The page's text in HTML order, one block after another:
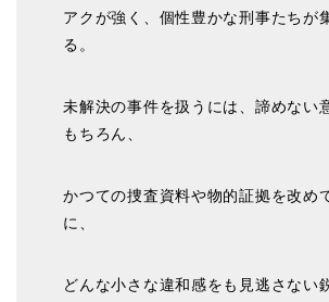
アクが強く、個性豊かな刑事たちが
る。
未解決の事件を扱うには、諦めない
もちろん、
かつての捜査資料や物的証拠を改め
に、
どんな小さな違和感をも見逃さない